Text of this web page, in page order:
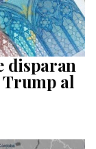
disparan
Trump al